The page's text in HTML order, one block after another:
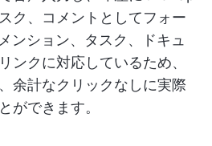
ク、コメントとしてフォー
ンション、タスク、ドキュ
ンクに対応しているため、
余計なクリックなしに実際
ができます。